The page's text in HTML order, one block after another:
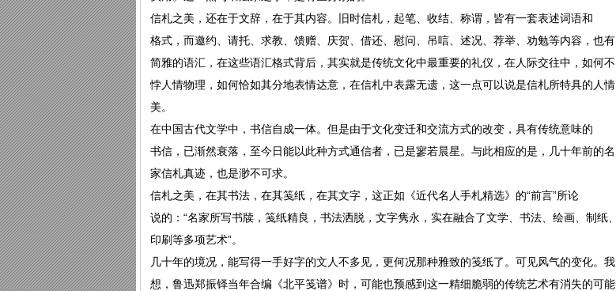
信札之美，还在于文辞，在于其内容。旧时信札，起笔、收结、称谓，皆有一套表述词语和
格式，而邀约、请托、求教、馈赠、庆贺、借还、慰问、吊唁、述况、荐举、劝勉等内容，也有
简雅的语汇，在这些语汇格式背后，其实就是传统文化中最重要的礼仪，在人际交往中，如何不
悖人情物理，如何恰如其分地表情达意，在信札中表露无遗，这一点可以说是信札所特具的人情
美。
在中国古代文学中，书信自成一体。但是由于文化变迁和交流方式的改变，具有传统意味的
书信，已渐然衰落，至今日能以此种方式通信者，已是寥若晨星。与此相应的是，几十年前的名
家信札真迹，也是渺不可求。
信札之美，在其书法，在其笺纸，在其文字，这正如《近代名人手札精选》的“前言”所论
说的：“名家所写书牍，笺纸精良，书法洒脱，文字隽永，实在融合了文学、书法、绘画、制纸、
印刷等多项艺术”。
几十年的境况，能写得一手好字的文人不多见，更何况那种雅致的笺纸了。可见风气的变化。我
想，鲁迅郑振铎当年合编《北平笺谱》时，可能也预感到这一精细脆弱的传统艺术有消失的可能